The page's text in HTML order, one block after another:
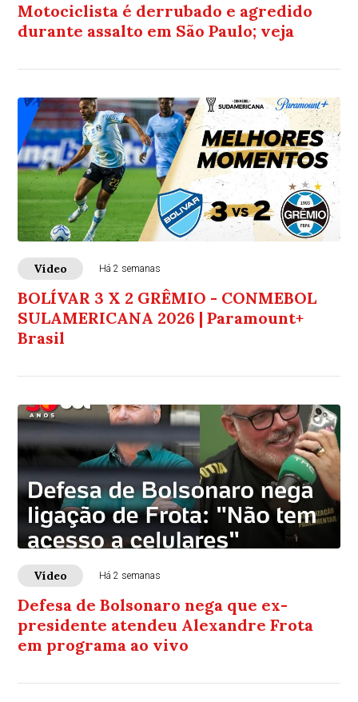
Motociclista é derrubado e agredido
durante assalto em São Paulo; veja
Vídeo Há 2 semanas
BOLÍVAR 3 X 2 GRÊMIO - CONMEBOL
SULAMERICANA 2026 | Paramount+
Brasil
Vídeo Há 2 semanas
Defesa de Bolsonaro nega que ex-
presidente atendeu Alexandre Frota
em programa ao vivo